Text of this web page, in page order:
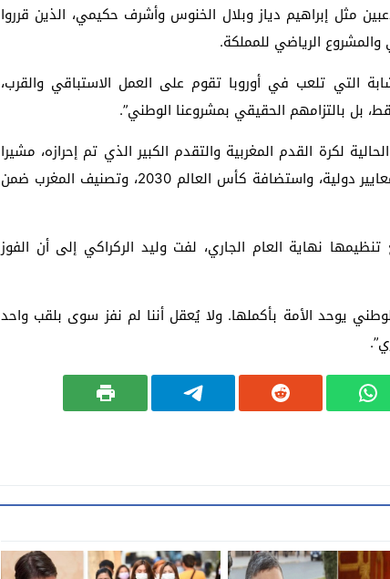
مثل إبراهيم دياز وبلال الخنوس وأشرف حكيمي، الذين قرروا
الرياضي للمملكة.
التي تلعب في أوروبا تقوم على العمل الاستباقي والقرب،
بل بالتزامهم الحقيقي بمشروعنا الوطني”.
لكرة القدم المغربية والتقدم الكبير الذي تم إحرازه، مشيرا
على وجه الخصوص إلى تطوير البنيات التحتية بمعايير دولية، واستضافة كأس العالم 2030، وتصنيف المغرب ضمن
نهاية العام الجاري، لفت وليد الركراكي إلى أن الفوز
يوحد الأمة بأكملها. ولا يُعقل أننا لم نفز سوى بلقب واحد